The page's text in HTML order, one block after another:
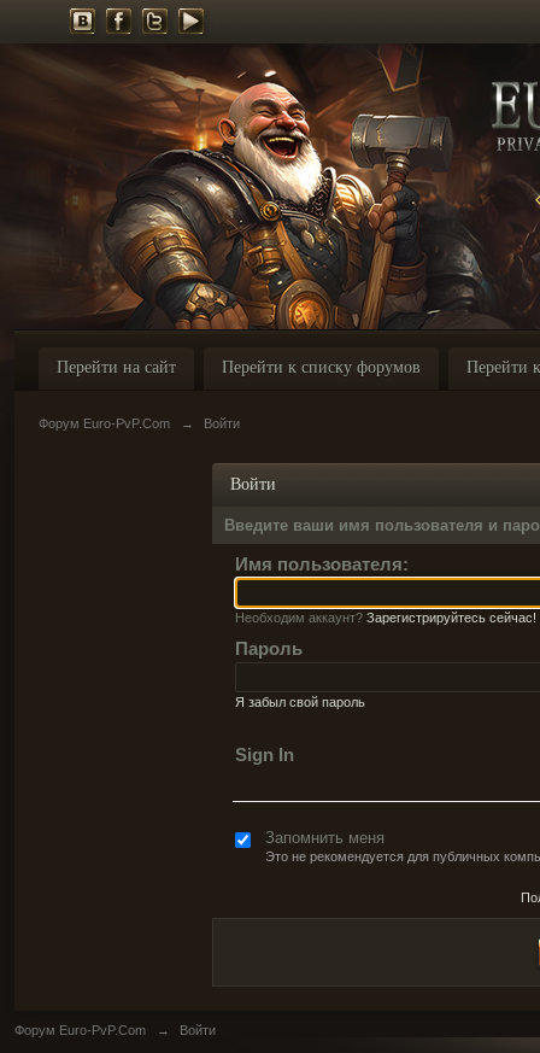
Перейти на сайт Перейти к списку форумов Перейти
Форум Euro-PvP.Com → Войти
Войти
Введите ваши имя пользователя и
Имя пользователя:
Необходим аккаунт? Зарегистрируйтесь сейчас!
Пароль
Я забыл свой пароль
Sign In
Запомнить меня
Это не рекомендуется для публичных
Форум Euro-PvP.Com → Войти